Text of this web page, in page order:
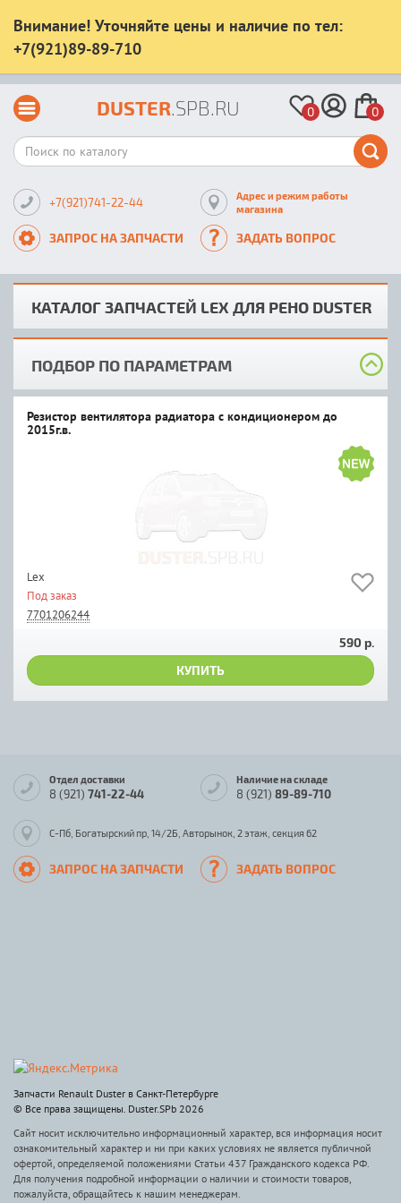
Внимание! Уточняйте цены и наличие по тел:
+7(921)89-89-710
DUSTER.SPB.RU 0 0
+7(921)741-22-44
Адрес и режим работы
магазина
ЗАПРОС НА ЗАПЧАСТИ ЗАДАТЬ ВОПРОС
КАТАЛОГ ЗАПЧАСТЕЙ LEX ДЛЯ РЕНО DUSTER
ПОДБОР ПО ПАРАМЕТРАМ
Резистор вентилятора радиатора с кондиционером до
2015г.в.
Lex
Под заказ
7701206244
590 р.
КУПИТЬ
Отдел доставки
8 (921) 741-22-44
Наличие на складе
8 (921) 89-89-710
С-Пб, Богатырский пр, 14/2Б, Авторынок, 2 этаж, секция 62
ЗАПРОС НА ЗАПЧАСТИ ЗАДАТЬ ВОПРОС
Запчасти Renault Duster в Санкт-Петербурге
© Все права защищены. Duster.SPb 2026
Сайт носит исключительно информационный характер, вся информация носит
ознакомительный характер и ни при каких условиях не является публичной
офертой, определяемой положениями Статьи 437 Гражданского кодекса РФ.
Для получения подробной информации о наличии и стоимости товаров,
пожалуйста, обращайтесь к нашим менеджерам.